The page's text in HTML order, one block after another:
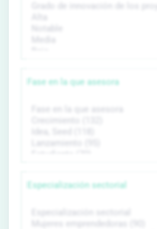
Fase en la que asesora
Especialización sectorial